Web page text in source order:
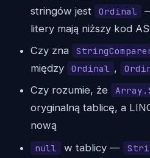
stringów jest
Ordinal
litery mają niższy kod
Czy zna
między
Ordinal ,
Czy rozumie, że
oryginalną tablicę, a
nową
null w tablicy —